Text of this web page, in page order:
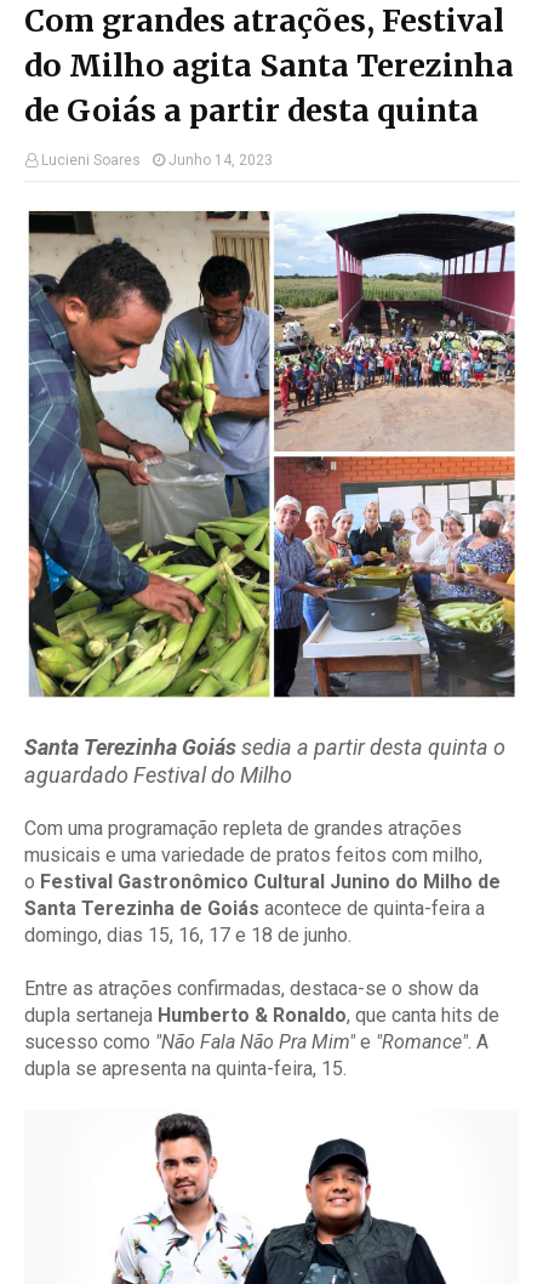
Com grandes atrações, Festival
do Milho agita Santa Terezinha
de Goiás a partir desta quinta
Lucieni Soares Junho 14, 2023
Santa Terezinha Goiássedia a partir desta quinta o
aguardado Festival do Milho
Com uma programação repleta de grandes atrações
musicais e uma variedade de pratos feitos com milho,
o Festival Gastronômico Cultural Junino do Milho de
Santa Terezinha de Goiás acontece de quinta-feira a
domingo, dias 15, 16, 17 e 18 de junho.
Entre as atrações confirmadas, destaca-se o show da
dupla sertaneja Humberto & Ronaldo, que canta hits de
sucesso como "Não Fala Não Pra Mim"e "Romance". A
dupla se apresenta na quinta-feira, 15.